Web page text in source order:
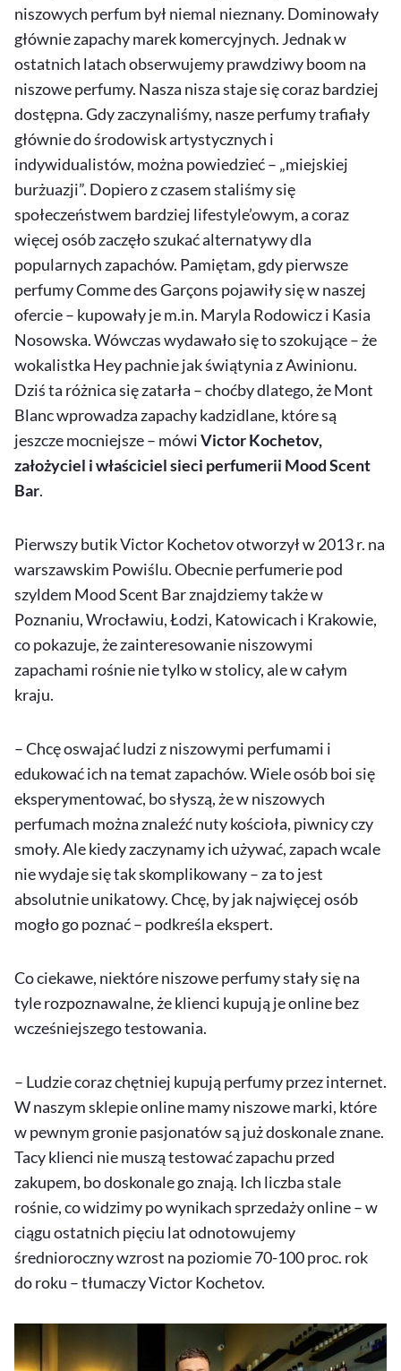
niszowych perfum był niemal nieznany. Dominowały
głównie zapachy marek komercyjnych. Jednak w
ostatnich latach obserwujemy prawdziwy boom na
niszowe perfumy. Nasza nisza staje się coraz bardziej
dostępna. Gdy zaczynaliśmy, nasze perfumy trafiały
głównie do środowisk artystycznych i
indywidualistów, można powiedzieć – „miejskiej
burżuazji”. Dopiero z czasem staliśmy się
społeczeństwem bardziej lifestyle’owym, a coraz
więcej osób zaczęło szukać alternatywy dla
popularnych zapachów. Pamiętam, gdy pierwsze
perfumy Comme des Garçons pojawiły się w naszej
ofercie – kupowały je m.in. Maryla Rodowicz i Kasia
Nosowska. Wówczas wydawało się to szokujące – że
wokalistka Hey pachnie jak świątynia z Awinionu.
Dziś ta różnica się zatarła – choćby dlatego, że Mont
Blanc wprowadza zapachy kadzidlane, które są
jeszcze mocniejsze – mówiVictor Kochetov,
założyciel i właściciel sieci perfumerii Mood Scent
Bar.
Pierwszy butik Victor Kochetov otworzył w 2013 r. na
warszawskim Powiślu. Obecnie perfumerie pod
szyldem Mood Scent Bar znajdziemy także w
Poznaniu, Wrocławiu, Łodzi, Katowicach i Krakowie,
co pokazuje, że zainteresowanie niszowymi
zapachami rośnie nie tylko w stolicy, ale w całym
kraju.
– Chcę oswajać ludzi z niszowymi perfumami i
edukować ich na temat zapachów. Wiele osób boi się
eksperymentować, bo słyszą, że w niszowych
perfumach można znaleźć nuty kościoła, piwnicy czy
smoły. Ale kiedy zaczynamy ich używać, zapach wcale
nie wydaje się tak skomplikowany – za to jest
absolutnie unikatowy. Chcę, by jak najwięcej osób
mogło go poznać – podkreśla ekspert.
Co ciekawe, niektóre niszowe perfumy stały się na
tyle rozpoznawalne, że klienci kupują je online bez
wcześniejszego testowania.
– Ludzie coraz chętniej kupują perfumy przez internet.
W naszym sklepie online mamy niszowe marki, które
w pewnym gronie pasjonatów są już doskonale znane.
Tacy klienci nie muszą testować zapachu przed
zakupem, bo doskonale go znają. Ich liczba stale
rośnie, co widzimy po wynikach sprzedaży online – w
ciągu ostatnich pięciu lat odnotowujemy
średnioroczny wzrost na poziomie 70-100 proc. rok
do roku – tłumaczy Victor Kochetov.